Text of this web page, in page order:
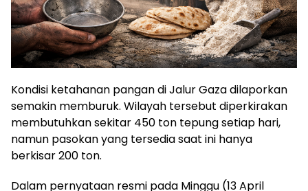
Kondisi ketahanan pangan di Jalur Gaza dilaporkan
semakin memburuk. Wilayah tersebut diperkirakan
membutuhkan sekitar 450 ton tepung setiap hari,
namun pasokan yang tersedia saat ini hanya
berkisar 200 ton.
Dalam pernyataan resmi pada Minggu (13 April